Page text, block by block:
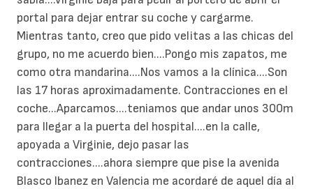
portal para dejar entrar su coche y cargarme.
Mientras tanto, creo que pido velitas a las chicas del
grupo, no me acuerdo bien....Pongo mis zapatos, me
como otra mandarina....Nos vamos a la clínica....Son
las 17 horas aproximadamente. Contracciones en el
coche...Aparcamos....teniamos que andar unos 300m
para llegar a la puerta del hospital....en la calle,
apoyada a Virginie, dejo pasar las
contracciones....ahora siempre que pise la avenida
Blasco Ibanez en Valencia me acordaré de aquel día al